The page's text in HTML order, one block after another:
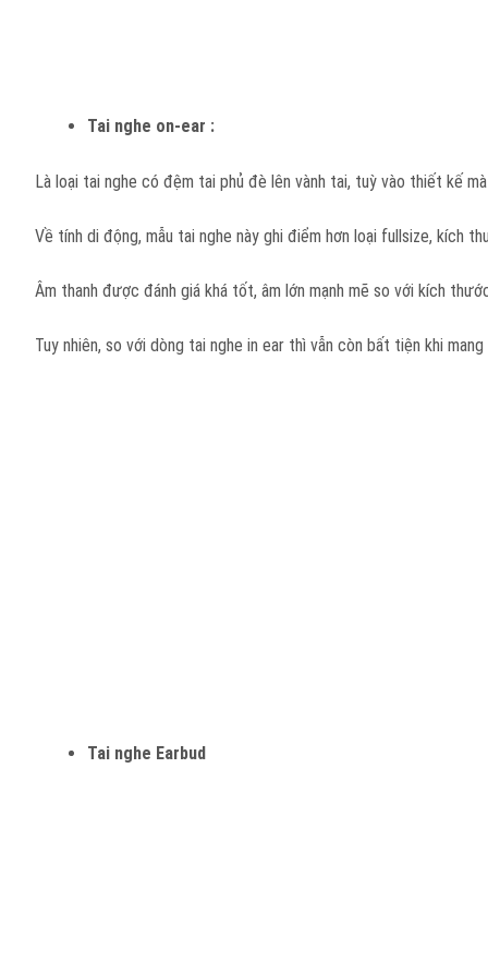
Tai nghe on-ear :
Là loại tai nghe có đệm tai phủ đè lên vành tai, tuỳ vào thiết kế
Về tính di động, mẫu tai nghe này ghi điểm hơn loại fullsize, kích
Âm thanh được đánh giá khá tốt, âm lớn mạnh mẽ so với kích
Tuy nhiên, so với dòng tai nghe in ear thì vẫn còn bất tiện khi
Tai nghe Earbud